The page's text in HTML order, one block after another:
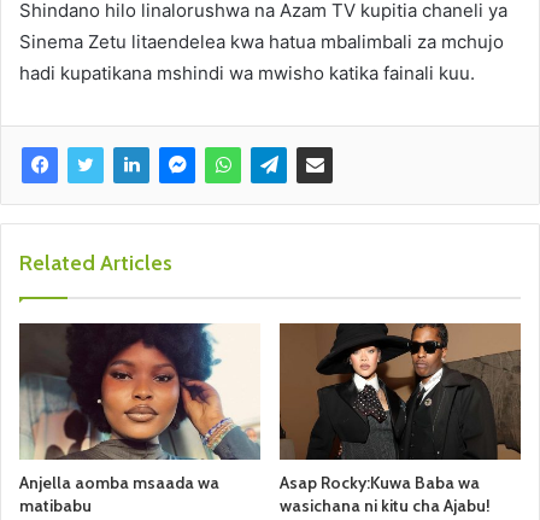
Shindano hilo linalorushwa na Azam TV kupitia chaneli ya
Sinema Zetu litaendelea kwa hatua mbalimbali za mchujo
hadi kupatikana mshindi wa mwisho katika fainali kuu.
Related Articles
Anjella aomba msaada wa
matibabu
Asap Rocky:Kuwa Baba wa
wasichana ni kitu cha Ajabu!